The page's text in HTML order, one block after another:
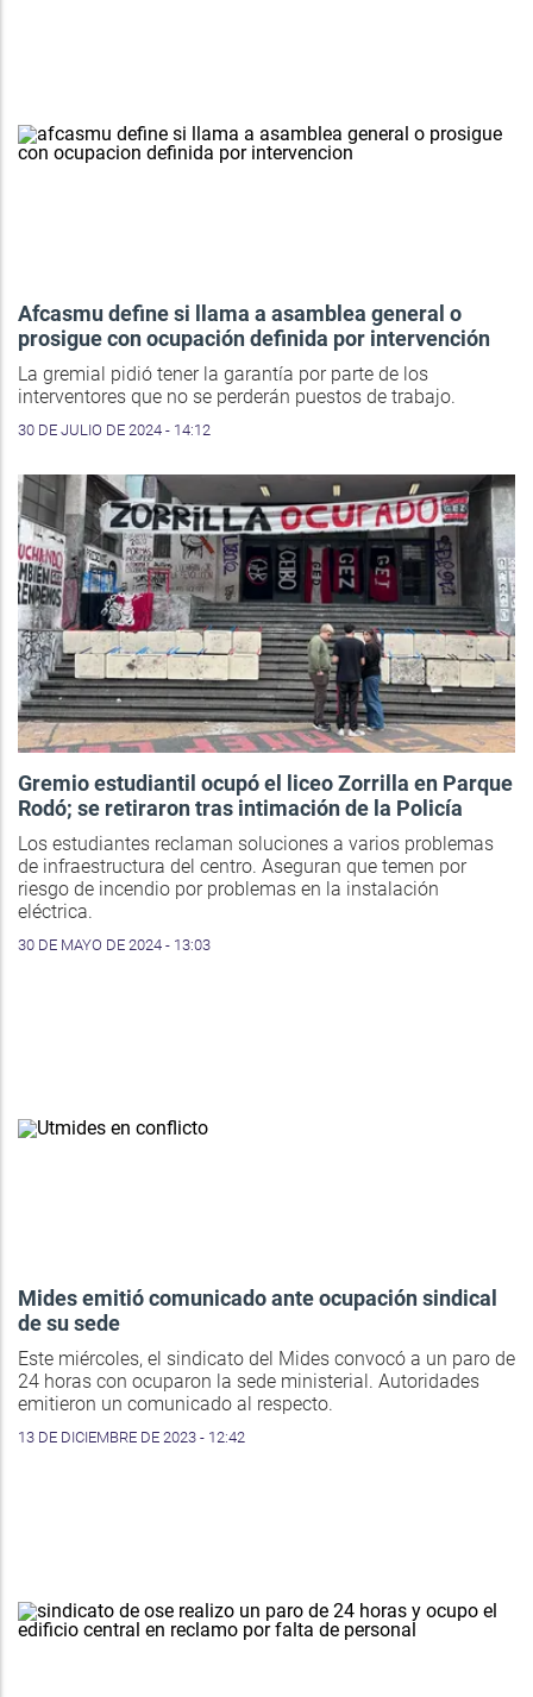
Afcasmu define si llama a asamblea general o
prosigue con ocupación definida por intervención
La gremial pidió tener la garantía por parte de los
interventores que no se perderán puestos de trabajo.
30 DE JULIO DE 2024 - 14:12
Gremio estudiantil ocupó el liceo Zorrilla en Parque
Rodó; se retiraron tras intimación de la Policía
Los estudiantes reclaman soluciones a varios problemas
de infraestructura del centro. Aseguran que temen por
riesgo de incendio por problemas en la instalación
eléctrica.
30 DE MAYO DE 2024 - 13:03
Mides emitió comunicado ante ocupación sindical
de su sede
Este miércoles, el sindicato del Mides convocó a un paro de
24 horas con ocuparon la sede ministerial. Autoridades
emitieron un comunicado al respecto.
13 DE DICIEMBRE DE 2023 - 12:42